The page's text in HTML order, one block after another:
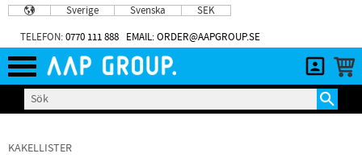
Meny
Sverige Svenska SEK
TELEFON:0770 111 888 EMAIL: ORDER@AAPGROUP.SE
KAKELLISTER